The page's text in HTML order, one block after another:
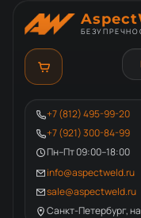
+7 (812) 495-99-20
+7 (921) 300-84-99
Пн–Пт 09:00–18:00
info@aspectweld.ru
sale@aspectweld.ru
Санкт-Петербург,